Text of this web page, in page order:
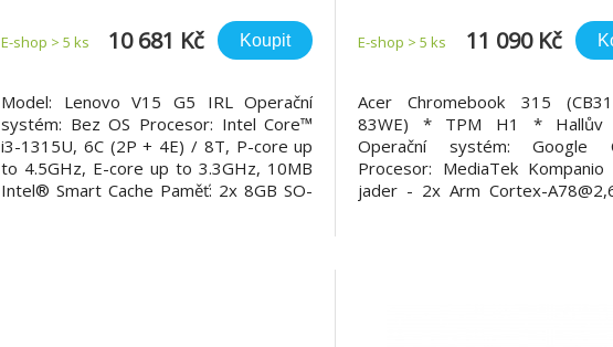
E-shop > 5 ks 10 681 Kč Koupit
Model: Lenovo V15 G5 IRL Operační
systém: Bez OS Procesor: Intel Core™
i3-1315U, 6C (2P + 4E) / 8T, P-core up
to 4.5GHz, E-core up to 3.3GHz, 10MB
Intel® Smart Cache Paměť: 2x 8GB SO-
28GB/Mali
G57/Chrome/Silver/
E-shop > 5 ks 11 090 Kč
Acer Chromebook 315
83WE) * TPM H1 * Hallův
Operační systém: Google
Procesor: MediaTek
jader - 2x Arm Cortex-